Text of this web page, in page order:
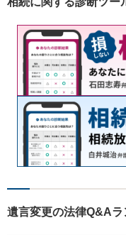
場
遺言変更の法律Q&Aラ